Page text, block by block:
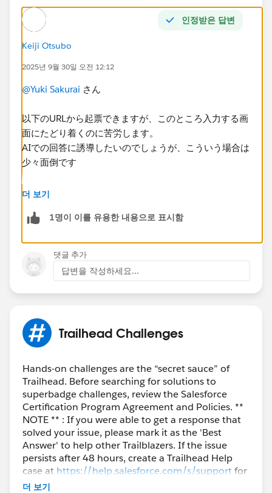
인정받은 답변
Keiji Otsubo
2025년 9월 30일 오전 12:12
@Yuki Sakurai さん
以下のURLから起票できますが、このところ入力する画
面にたどり着くのに苦労します。
AIでの回答に誘導したいのでしょうが、こういう場合は
少々面倒です
Support:
法で解決した人はまだ見ていません
https://trailhead.salesforce.com/trailblazer-
더 보기
1명이 이를 유용한 내용으로 표시함
댓글 추가
답변을 작성하세요...
Trailhead Challenges
Hands-on challenges are the “secret sauce” of
Trailhead. Before searching for solutions to
superbadge challenges, review the Salesforce
Certification Program Agreement and Policies. **
NOTE ** : If you were able to get a response that
solved your issue, please mark it as the 'Best
Answer' to help other Trailblazers. If the issue
persists after 48 hours, create a Trailhead Help
case at https://help.salesforce.com/s/supportfor
further assistance.
더 보기